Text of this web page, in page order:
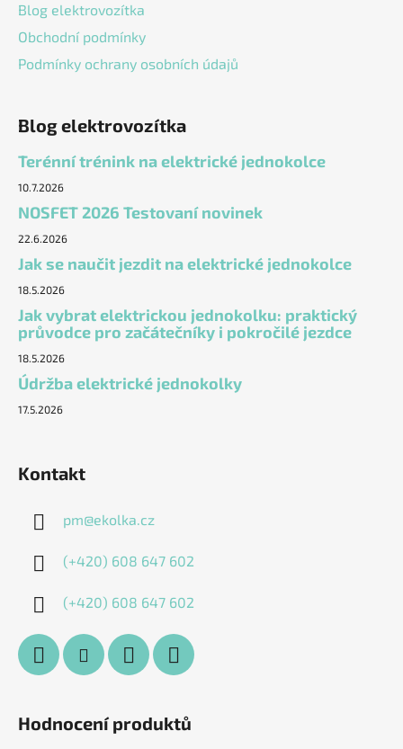
Blog elektrovozítka
Obchodní podmínky
Podmínky ochrany osobních údajů
Blog elektrovozítka
Terénní trénink na elektrické jednokolce
10.7.2026
NOSFET 2026 Testovaní novinek
22.6.2026
Jak se naučit jezdit na elektrické jednokolce
18.5.2026
Jak vybrat elektrickou jednokolku: praktický
průvodce pro začátečníky i pokročilé jezdce
18.5.2026
Údržba elektrické jednokolky
17.5.2026
Kontakt
pm@ekolka.cz
(+420) 608 647 602
(+420) 608 647 602
Hodnocení produktů